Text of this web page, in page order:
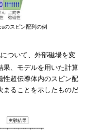
のスピン配列の例
ついて、外部磁場を変
果、モデルを用いた計算
性超伝導体内のスピン配
まることを示したものだ